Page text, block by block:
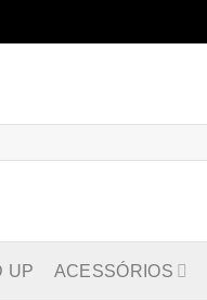
UP ACESSÓRIOS